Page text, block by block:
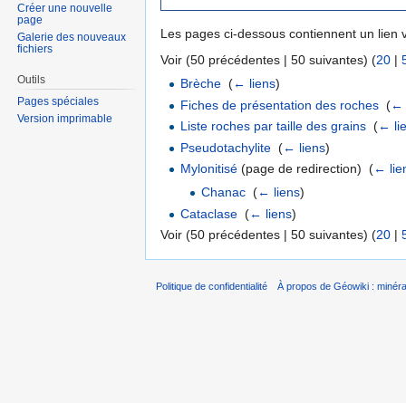
Les pages ci-dessous contiennent un lien
Voir (50 précédentes | 50 suivantes) (20 |
Brèche ‎(← liens)
Fiches de présentation des roches ‎(←
Liste roches par taille des grains ‎(←
Pseudotachylite ‎(← liens)
Mylonitisé (page de redirection) ‎(←
Chanac‎ (← liens)
Cataclase ‎(← liens)
Voir (50 précédentes | 50 suivantes) (20 |
Créer une nouvelle
page
Galerie des nouveaux
fichiers
Outils
Pages spéciales
Version imprimable
Politique de confidentialité À propos de Géowiki :